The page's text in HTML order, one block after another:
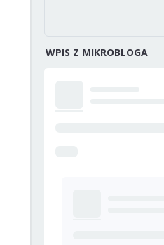
WPIS Z MIKROBLOGA